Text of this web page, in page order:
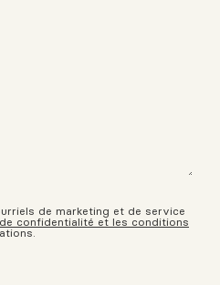
de marketing et de service
confidentialité et les conditions